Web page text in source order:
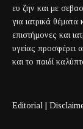
ευ ζην και με
για ιατρικά
επιστήμονες και
υγείας προσφέρει
και το παιδί
Editorial |